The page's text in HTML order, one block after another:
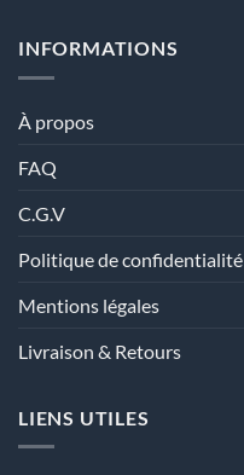
INFORMATIONS
À propos
FAQ
C.G.V
Politique de confidentialité
Mentions légales
Livraison & Retours
LIENS UTILES